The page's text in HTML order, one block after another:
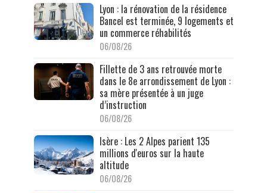
Lyon : la rénovation de la résidence
Bancel est terminée, 9 logements et
un commerce réhabilités
06/08/26
Fillette de 3 ans retrouvée morte
dans le 8e arrondissement de Lyon :
sa mère présentée à un juge
d’instruction
06/08/26
Isère : Les 2 Alpes parient 135
millions d'euros sur la haute
altitude
06/08/26